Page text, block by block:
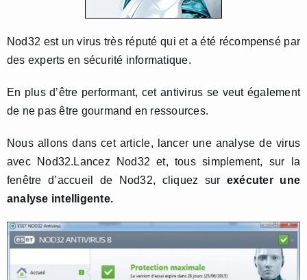
Nod32 est un virus très réputé qui et a été récompensé par
des experts en sécurité informatique.
En plus d’être performant, cet antivirus se veut également
de ne pas être gourmand en ressources.
Nous allons dans cet article, lancer une analyse de virus
avec Nod32.Lancez Nod32 et, tous simplement, sur la
fenêtre d’accueil de Nod32, cliquez sur exécuter une
analyse intelligente.